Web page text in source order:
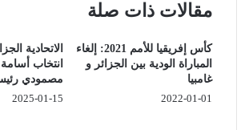
دولار لكل منها. أما المنتخبان اللذين احتلا المركز
وهو نفس المبلغ الذي تحصل عليه البلدان التي تحتل
مجموعات من أربعة فرق.
أما المنتخبات التي تم تصنيفها في جميع
مالية تقدر ب 200 ألف دولار لكل منتخب.
مقالات ذات صلة
الاتحادية
انتخاب
مصمودي
2025-01-15
كأس إفريقيا للأمم 2021: إلغاء
المباراة الودية بين الجزائر و
غامبيا
2022-01-01